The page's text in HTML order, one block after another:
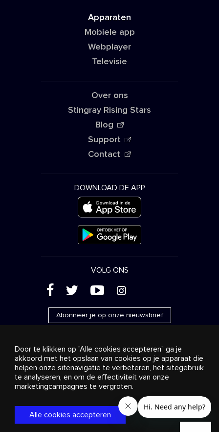
Apparaten
Mobiele app
Webplayer
Televisie
Over ons
Stingray Rising Stars
Blog
Support
Contact
DOWNLOAD DE APP
VOLG ONS
( ' + &
Abonneer je op onze nieuwsbrief
Reclame
Streaming en distributie
Consumentenproducten
Bedrijfsoplossingen
Over ons
Cookies settings
© 2018-2025 Stingray Group Inc. Alle rechten voorbehouden.
STINGRAY®, STINGRAY® MUSIC en andere verwante merken
en logo’s zijn handelsmerken van Stingray Group in Canada,
Door te klikken op "Alle cookies accepteren" ga je
akkoord met het opslaan van cookies op je apparaat die
helpen onze sitenavigatie te verbeteren, het sitegebruik
te analyseren, en om de effectiviteit van onze
marketingcampagnes te vergroten.
Alle cookies accepteren